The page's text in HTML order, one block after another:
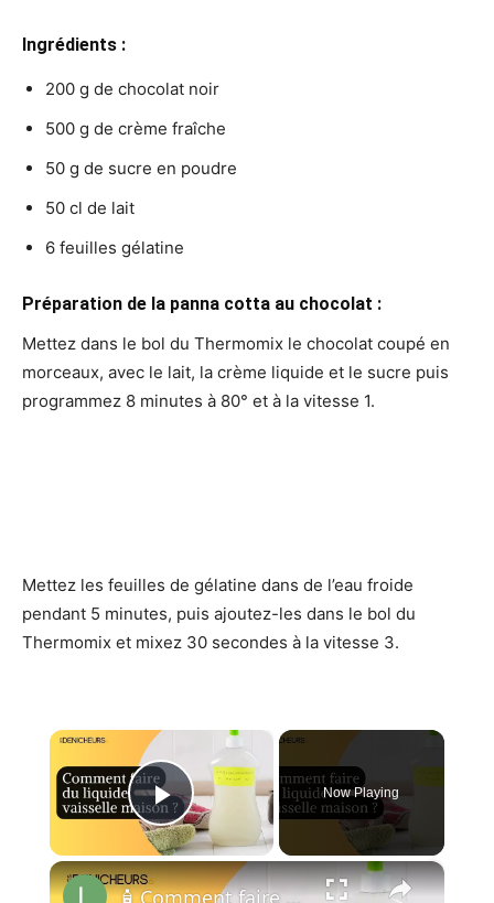
Ingrédients :
200 g de chocolat noir
500 g de crème fraîche
50 g de sucre en poudre
50 cl de lait
6 feuilles gélatine
Préparation de la panna cotta au chocolat :
Mettez dans le bol du Thermomix le chocolat coupé en
morceaux, avec le lait, la crème liquide et le sucre puis
programmez 8 minutes à 80° et à la vitesse 1.
Mettez les feuilles de gélatine dans de l’eau froide
pendant 5 minutes, puis ajoutez-les dans le bol du
Thermomix et mixez 30 secondes à la vitesse 3.
Play Video
Now Playing
×